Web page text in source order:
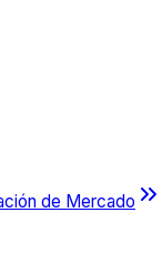
de Mercado